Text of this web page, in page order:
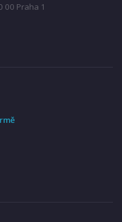
00 Praha 1